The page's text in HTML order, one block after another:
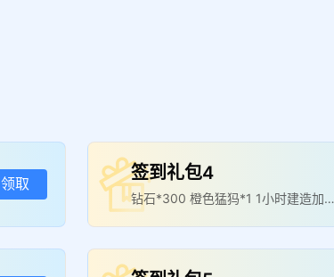
领取
签到礼包4
钻石*300 橙色猛犸*1 1小时建造加速
*2